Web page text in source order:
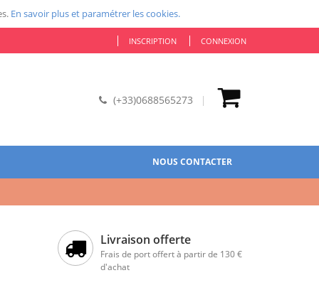
En savoir plus et paramétrer les cookies.
INSCRIPTION CONNEXION
(+33)0688565273
NOUS CONTACTER
Livraison offerte
Frais de port offert à partir de 130 €
d'achat